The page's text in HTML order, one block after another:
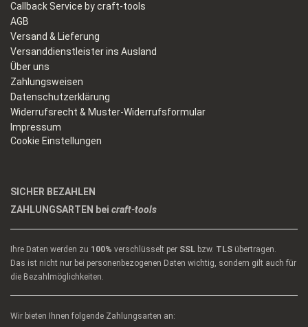
Callback Service by craft-tools
AGB
Versand & Lieferung
Versanddienstleister ins Ausland
Über uns
Zahlungsweisen
Datenschutzerklärung
Widerrufsrecht & Muster-Widerrufsformular
Impressum
Cookie Einstellungen
SICHER BEZAHLEN
ZAHLUNGSARTEN bei craft-tools
Ihre Daten werden zu 100% verschlüsselt per SSL bzw. TLS übertragen.
Das ist nicht nur bei personenbezogenen Daten wichtig, sondern gilt auch für
die Bezahlmöglichkeiten.
Wir bieten Ihnen folgende Zahlungsarten an: